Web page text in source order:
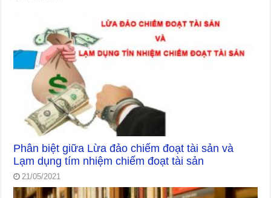
Phân biệt giữa Lừa đảo chiếm đoạt tài sản và
Lạm dụng tím nhiệm chiếm đoạt tài sản
21/05/2021